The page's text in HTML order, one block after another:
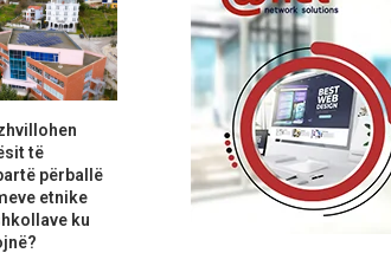
të
përballë
etnike
ku